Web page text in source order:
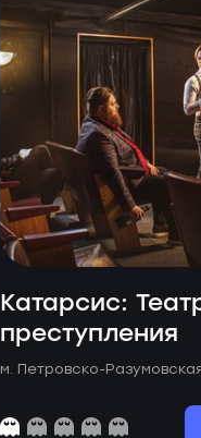
Катарсис:
преступления
м. Петровско-Разумовская